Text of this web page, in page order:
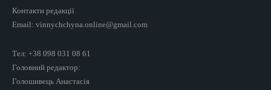
Контакти редакції
Email: vinnychchyna.online@gmail.com
Тел: +38 098 031 08 61
Головний редактор:
Голошивець Анастасія